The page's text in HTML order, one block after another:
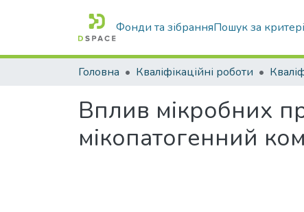
Фонди та зібранняПошук за
Головна Кваліфікаційні роботи
Вплив мікробних
мікопатогенний